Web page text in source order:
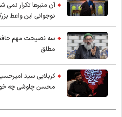
آن منبرها تکرار نمی
نوجوانی این واعظ
اسلام
سه نصیحت مهم حافظ
مطلق
کربلایی سید
محسن چاوشی چه